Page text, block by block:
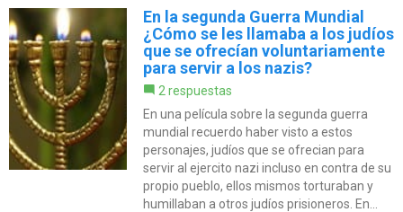
En la segunda Guerra Mundial
¿Cómo se les llamaba a los judíos
que se ofrecían voluntariamente
para servir a los nazis?
2 respuestas
En una película sobre la segunda guerra
mundial recuerdo haber visto a estos
personajes, judíos que se ofrecian para
servir al ejercito nazi incluso en contra de su
propio pueblo, ellos mismos torturaban y
humillaban a otros judíos prisioneros. En...